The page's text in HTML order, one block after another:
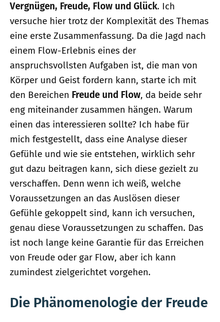
Vergnügen, Freude, Flow und Glück. Ich
versuche hier trotz der Komplexität des Themas
eine erste Zusammenfassung. Da die Jagd nach
einem Flow-Erlebnis eines der
anspruchsvollsten Aufgaben ist, die man von
Körper und Geist fordern kann, starte ich mit
den Bereichen Freude und Flow, da beide sehr
eng miteinander zusammen hängen. Warum
einen das interessieren sollte? Ich habe für
mich festgestellt, dass eine Analyse dieser
Gefühle und wie sie entstehen, wirklich sehr
gut dazu beitragen kann, sich diese gezielt zu
verschaffen. Denn wenn ich weiß, welche
Voraussetzungen an das Auslösen dieser
Gefühle gekoppelt sind, kann ich versuchen,
genau diese Voraussetzungen zu schaffen. Das
ist noch lange keine Garantie für das Erreichen
von Freude oder gar Flow, aber ich kann
zumindest zielgerichtet vorgehen.
Die Phänomenologie der Freude